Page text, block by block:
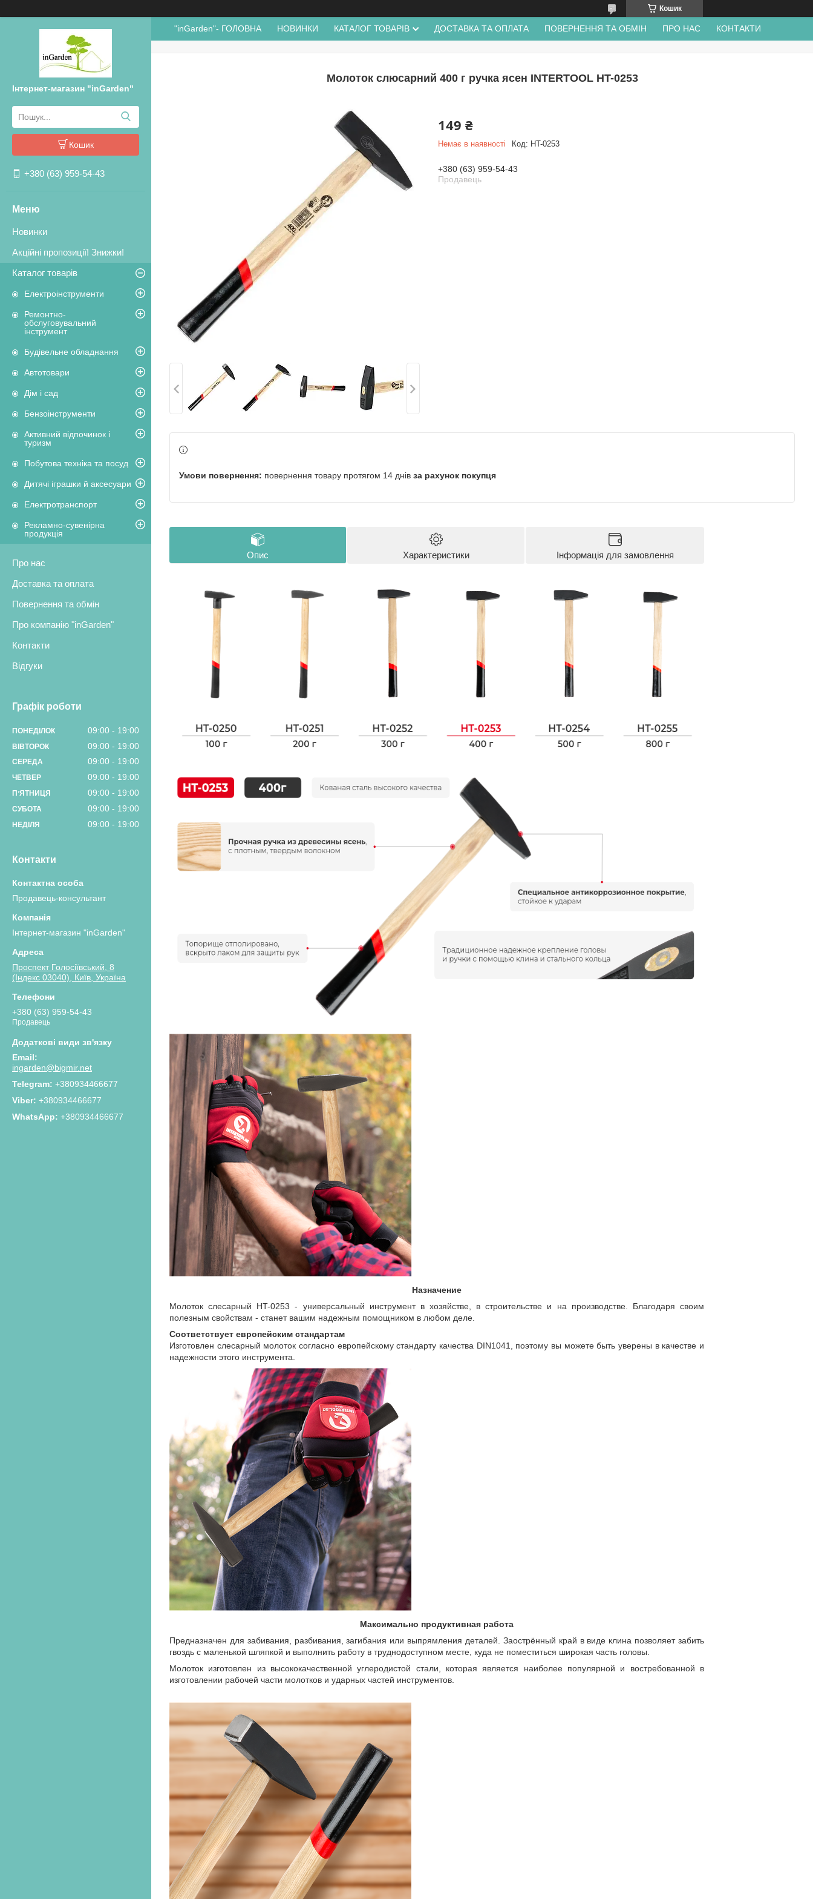
Кошик
Інтернет-магазин "inGarden"
Кошик
+380 (63) 959-54-43
Новинки
Акційні пропозиції! Знижки!
Каталог товарів
Електроінструменти
Ремонтно-
обслуговувальний
інструмент
Будівельне обладнання
Автотовари
Дім і сад
Бензоінструменти
Активний відпочинок і
туризм
Побутова техніка та посуд
Дитячі іграшки й аксесуари
Електротранспорт
Рекламно-сувенірна
продукція
Про нас
Доставка та оплата
Повернення та обмін
Про компанію "inGarden"
Контакти
Відгуки
Графік роботи
ПОНЕДІЛОК 09:00 19:00
ВІВТОРОК 09:00 19:00
СЕРЕДА 09:00 19:00
ЧЕТВЕР 09:00 19:00
ПʼЯТНИЦЯ 09:00 19:00
СУБОТА 09:00 19:00
НЕДІЛЯ 09:00 19:00
Контакти
Продавець-консультант
Інтернет-магазин "inGarden"
Проспект Голосіївський, 8
(Індекс 03040), Київ, Україна
+380 (63) 959-54-43
Продавець
ingarden@bigmir.net
+380934466677
+380934466677
+380934466677
"inGarden"- ГОЛОВНА НОВИНКИ КАТАЛОГ ТОВАРІВ ДОСТАВКА ТА ОПЛАТА ПОВЕРНЕННЯ ТА ОБМІН ПРО НАС КОНТАКТИ
Молоток слюсарний 400 г ручка ясен INTERTOOL HT-0253
149 ₴
Немає в наявності Код: HT-0253
+380 (63) 959-54-43
Продавець
повернення товару протягом 14 днів за рахунок покупця
Опис Характеристики Інформація для замовлення
Назначение
Молоток слесарный HT-0253 - универсальный инструмент в хозяйстве, в строительстве и на производстве. Благодаря своим
полезным свойствам - станет вашим надежным помощником в любом деле.
Соответствует европейским стандартам
Изготовлен слесарный молоток согласно европейскому стандарту качества DIN1041, поэтому вы можете быть уверены в качестве и
надежности этого инструмента.
Максимально продуктивная работа
Предназначен для забивания, разбивания, загибания или выпрямления деталей. Заострённый край в виде клина позволяет забить
гвоздь с маленькой шляпкой и выполнить работу в труднодоступном месте, куда не поместиться широкая часть головы.
Молоток изготовлен из высококачественной углеродистой стали, которая является наиболее популярной и востребованной в
изготовлении рабочей части молотков и ударных частей инструментов.